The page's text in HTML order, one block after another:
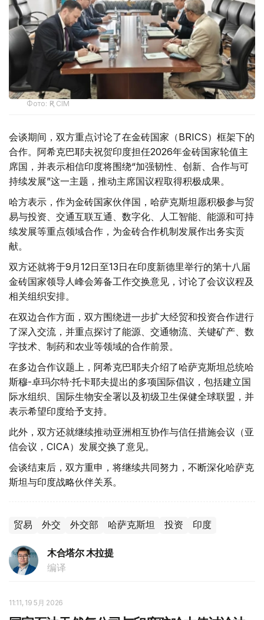
Фото: ҚР СІМ
会谈期间，双方重点讨论了在金砖国家（BRICS）框架下的
合作。阿希克巴耶夫祝贺印度担任2026年金砖国家轮值主
席国，并表示相信印度将围绕“加强韧性、创新、合作与可
持续发展”这一主题，推动主席国议程取得积极成果。
哈方表示，作为金砖国家伙伴国，哈萨克斯坦愿积极参与贸
易与投资、交通互联互通、数字化、人工智能、能源和可持
续发展等重点领域合作，为金砖合作机制发展作出务实贡
献。
双方还就将于9月12日至13日在印度新德里举行的第十八届
金砖国家领导人峰会筹备工作交换意见，讨论了会议议程及
相关组织安排。
在双边合作方面，双方围绕进一步扩大经贸和投资合作进行
了深入交流，并重点探讨了能源、交通物流、关键矿产、数
字技术、制药和农业等领域的合作前景。
在多边合作议题上，阿希克巴耶夫介绍了哈萨克斯坦总统哈
斯穆-卓玛尔特·托卡耶夫提出的多项国际倡议，包括建立国
际水组织、国际生物安全署以及初级卫生保健全球联盟，并
表示希望印度给予支持。
此外，双方还就继续推动亚洲相互协作与信任措施会议（亚
信会议，CICA）发展交换了意见。
会谈结束后，双方重申，将继续共同努力，不断深化哈萨克
斯坦与印度战略伙伴关系。
贸易 外交 外交部 哈萨克斯坦 投资 印度
木合塔尔 木拉提
编译
11:11, 19 5月 2026